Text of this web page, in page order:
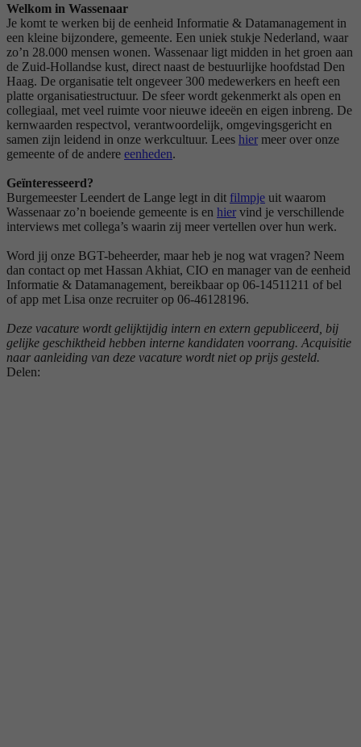
Welkom in Wassenaar
Je komt te werken bij de eenheid Informatie & Datamanagement in
een kleine bijzondere, gemeente. Een uniek stukje Nederland, waar
zo’n 28.000 mensen wonen. Wassenaar ligt midden in het groen aan
de Zuid-Hollandse kust, direct naast de bestuurlijke hoofdstad Den
Haag. De organisatie telt ongeveer 300 medewerkers en heeft een
platte organisatiestructuur. De sfeer wordt gekenmerkt als open en
collegiaal, met veel ruimte voor nieuwe ideeën en eigen inbreng. De
kernwaarden respectvol, verantwoordelijk, omgevingsgericht en
samen zijn leidend in onze werkcultuur. Lees hier meer over onze
gemeente of de andere eenheden.
Geïnteresseerd?
Burgemeester Leendert de Lange legt in dit filmpje uit waarom
Wassenaar zo’n boeiende gemeente is en hier vind je verschillende
interviews met collega’s waarin zij meer vertellen over hun werk.
Word jij onze BGT-beheerder, maar heb je nog wat vragen? Neem
dan contact op met Hassan Akhiat, CIO en manager van de eenheid
Informatie & Datamanagement, bereikbaar op 06-14511211 of bel
of app met Lisa onze recruiter op 06-46128196.
Deze vacature wordt gelijktijdig intern en extern gepubliceerd, bij
gelijke geschiktheid hebben interne kandidaten voorrang. Acquisitie
naar aanleiding van deze vacature wordt niet op prijs gesteld.
Delen: